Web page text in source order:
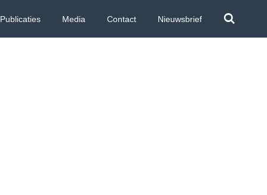
Publicaties Media Contact Nieuwsbrief